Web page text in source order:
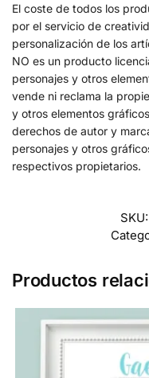
El coste de todos los
por el servicio de
personalización de los
NO es un producto
personajes y otros
vende ni reclama la
y otros elementos
derechos de autor y
personajes y otros
respectivos propietarios.
SKU:
Productos